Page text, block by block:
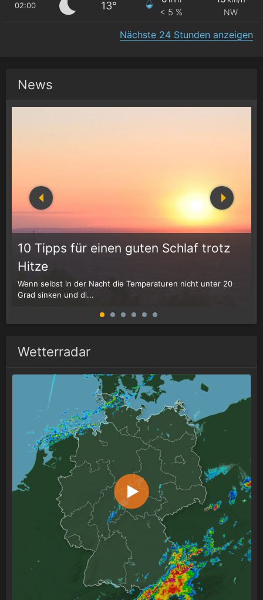
02:00 13°
< 5 % NW
Nächste 24 Stunden anzeigen
News
10 Tipps für einen guten Schlaf trotz
Hitze
Wenn selbst in der Nacht die Temperaturen nicht unter 20
Grad sinken und di...
Wetterradar